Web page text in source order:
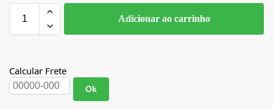
Adicionar ao carrinho
Calcular Frete
Ok